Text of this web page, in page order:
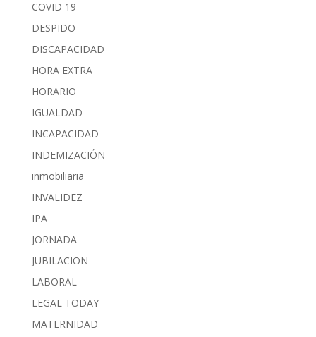
COVID 19
DESPIDO
DISCAPACIDAD
HORA EXTRA
HORARIO
IGUALDAD
INCAPACIDAD
INDEMIZACIÓN
inmobiliaria
INVALIDEZ
IPA
JORNADA
JUBILACION
LABORAL
LEGAL TODAY
MATERNIDAD